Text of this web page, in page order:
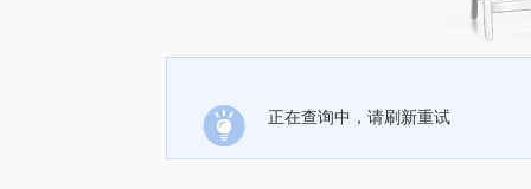
正在查询中，请刷新重试